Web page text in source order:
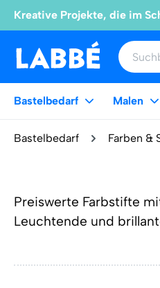
Kreative Projekte, die im
Bastelbedarf Malen
Bastelbedarf Farben &
Preiswerte Farbstifte
Leuchtende und